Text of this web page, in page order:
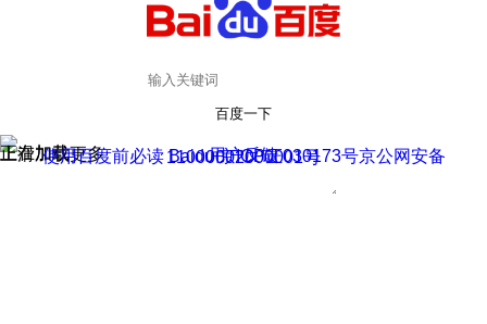
百度一下
正在加载
上滑加载更多 用户反馈
使用百度前必读 Baidu 京ICP证030173号
京公网安备11000002000001号